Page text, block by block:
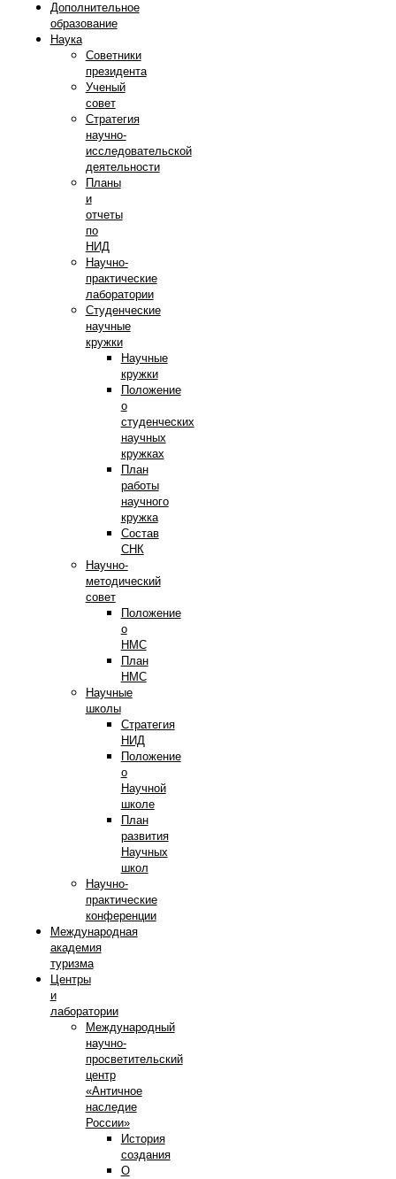
Дополнительное
образование
Наука
Советники
президента
Ученый
совет
Стратегия
научно-
исследовательской
деятельности
Планы
и
отчеты
по
НИД
Научно-
практические
лаборатории
Студенческие
научные
кружки
Научные
кружки
Положение
о
студенческих
научных
кружках
План
работы
научного
кружка
Состав
СНК
Научно-
методический
совет
Положение
о
НМС
План
НМС
Научные
школы
Стратегия
НИД
Положение
о
Научной
школе
План
развития
Научных
школ
Научно-
практические
конференции
Международная
академия
туризма
Центры
и
лаборатории
Международный
научно-
просветительский
центр
«Античное
наследие
России»
История
создания
О